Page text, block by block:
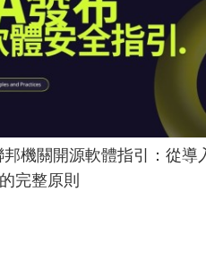
機關開源軟體指引：從導
完整原則